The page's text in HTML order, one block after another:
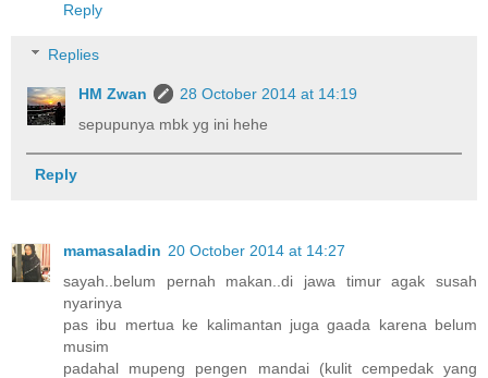
Reply
Replies
HM Zwan
28 October 2014 at 14:19
sepupunya mbk yg ini hehe
Reply
mamasaladin 20 October 2014 at 14:27
sayah..belum pernah makan..di jawa timur agak susah
nyarinya
pas ibu mertua ke kalimantan juga gaada karena belum
musim
padahal mupeng pengen mandai (kulit cempedak yang